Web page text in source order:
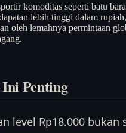
komoditas seperti batu
lebih tinggi dalam
oleh lemahnya permintaan
Penting
level Rp18.000 bukan